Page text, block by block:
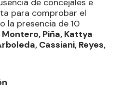
de concejales e
para comprobar el
la presencia de 10
Montero, Piña, Kattya
Cassiani, Reyes,